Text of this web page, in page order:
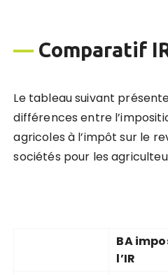
— Comparatif
Le tableau suivant
différences entre
agricoles à l’impôt sur le
sociétés pour les
BA
l’IR